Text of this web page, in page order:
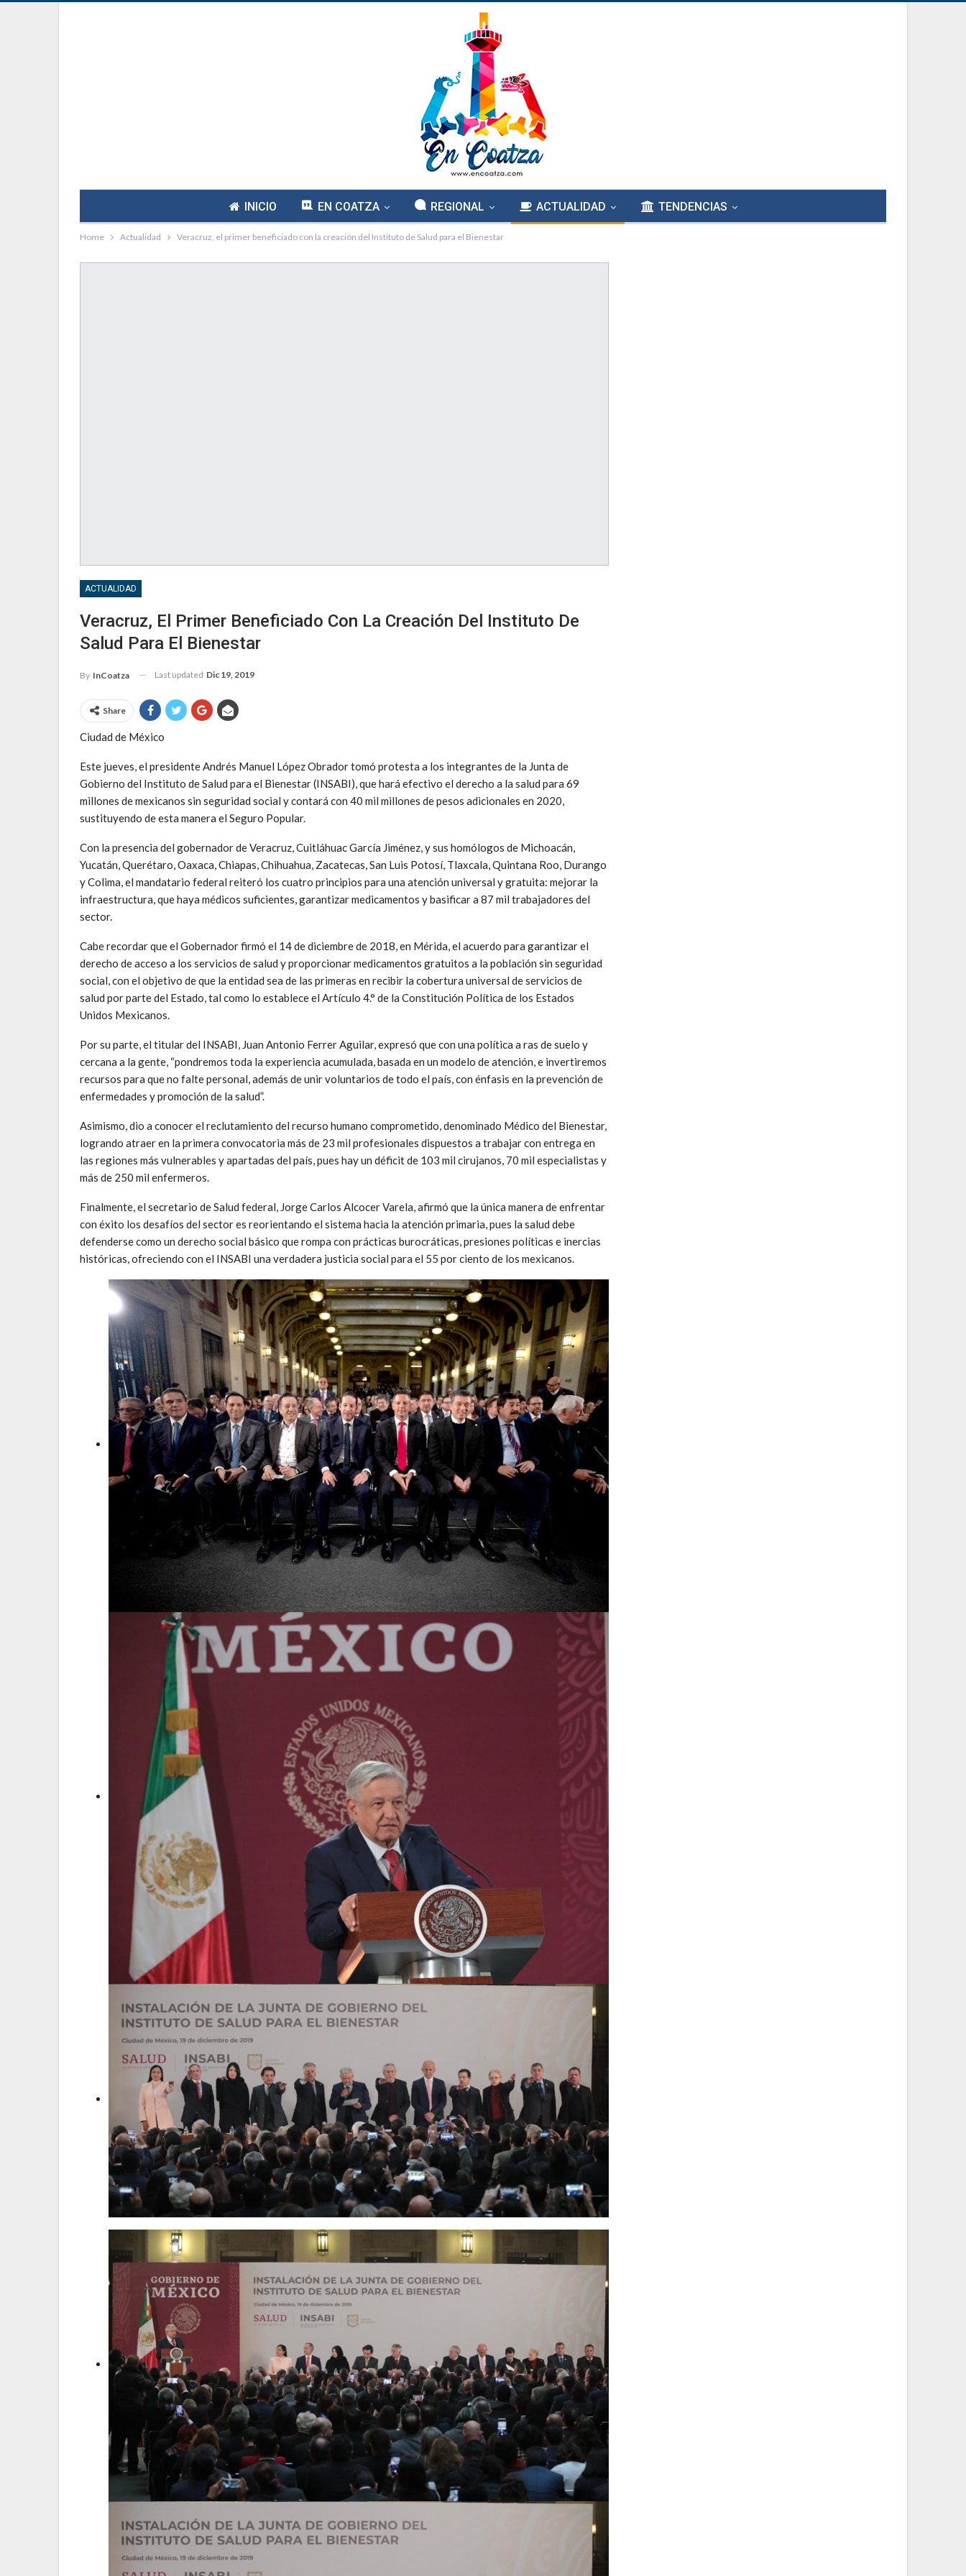
INICIO EN COATZA REGIONAL ACTUALIDAD TENDENCIAS
Home Actualidad Veracruz, el primer beneficiado con la creación del Instituto de Salud para el Bienestar
ACTUALIDAD
Veracruz, El Primer Beneficiado Con La Creación Del Instituto De
Salud Para El Bienestar
By InCoatza Last updated Dic 19, 2019
Share
Ciudad de México
Este jueves, el presidente Andrés Manuel López Obrador tomó protesta a los integrantes de la Junta de
Gobierno del Instituto de Salud para el Bienestar (INSABI), que hará efectivo el derecho a la salud para 69
millones de mexicanos sin seguridad social y contará con 40 mil millones de pesos adicionales en 2020,
sustituyendo de esta manera el Seguro Popular.
Con la presencia del gobernador de Veracruz, Cuitláhuac García Jiménez, y sus homólogos de Michoacán,
Yucatán, Querétaro, Oaxaca, Chiapas, Chihuahua, Zacatecas, San Luis Potosí, Tlaxcala, Quintana Roo, Durango
y Colima, el mandatario federal reiteró los cuatro principios para una atención universal y gratuita: mejorar la
infraestructura, que haya médicos suficientes, garantizar medicamentos y basificar a 87 mil trabajadores del
sector.
Cabe recordar que el Gobernador firmó el 14 de diciembre de 2018, en Mérida, el acuerdo para garantizar el
derecho de acceso a los servicios de salud y proporcionar medicamentos gratuitos a la población sin seguridad
social, con el objetivo de que la entidad sea de las primeras en recibir la cobertura universal de servicios de
salud por parte del Estado, tal como lo establece el Artículo 4.° de la Constitución Política de los Estados
Unidos Mexicanos.
Por su parte, el titular del INSABI, Juan Antonio Ferrer Aguilar, expresó que con una política a ras de suelo y
cercana a la gente, “pondremos toda la experiencia acumulada, basada en un modelo de atención, e invertiremos
recursos para que no falte personal, además de unir voluntarios de todo el país, con énfasis en la prevención de
enfermedades y promoción de la salud”.
Asimismo, dio a conocer el reclutamiento del recurso humano comprometido, denominado Médico del Bienestar,
logrando atraer en la primera convocatoria más de 23 mil profesionales dispuestos a trabajar con entrega en
las regiones más vulnerables y apartadas del país, pues hay un déficit de 103 mil cirujanos, 70 mil especialistas y
más de 250 mil enfermeros.
Finalmente, el secretario de Salud federal, Jorge Carlos Alcocer Varela, afirmó que la única manera de enfrentar
con éxito los desafíos del sector es reorientando el sistema hacia la atención primaria, pues la salud debe
defenderse como un derecho social básico que rompa con prácticas burocráticas, presiones políticas e inercias
históricas, ofreciendo con el INSABI una verdadera justicia social para el 55 por ciento de los mexicanos.